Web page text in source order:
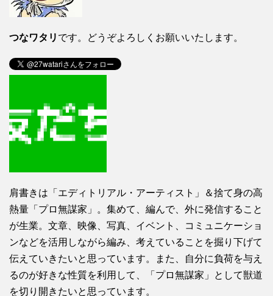
つなワタリ です。どうぞよろしくお願いいたします。
肩書きは「エディトリアル・アーティスト」＆捨て身の高
熱量「プロ無謀家」。集めて、編んで、外に発信すること
が生業。文章、映像、写真、イベント、コミュニケーショ
ンなどを活用しながら編み、考えていることを掘り下げて
伝えていきたいと思っています。また、自分に負荷を与え
るのが好きな性質を利用して、「プロ無謀家」として獣道
を切り開きたいと思っています。